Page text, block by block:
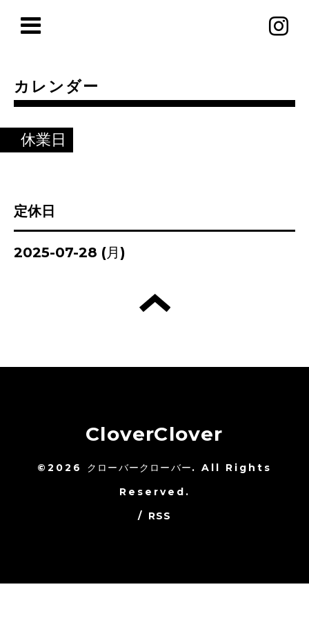
カレンダー
休業日
定休日
2025-07-28 (月)
CloverClover
©2026 クローバークローバー. All Rights
Reserved.
/ RSS